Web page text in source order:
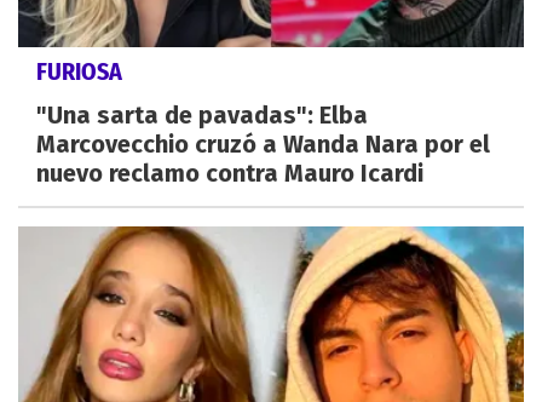
FURIOSA
"Una sarta de pavadas": Elba
Marcovecchio cruzó a Wanda Nara por el
nuevo reclamo contra Mauro Icardi